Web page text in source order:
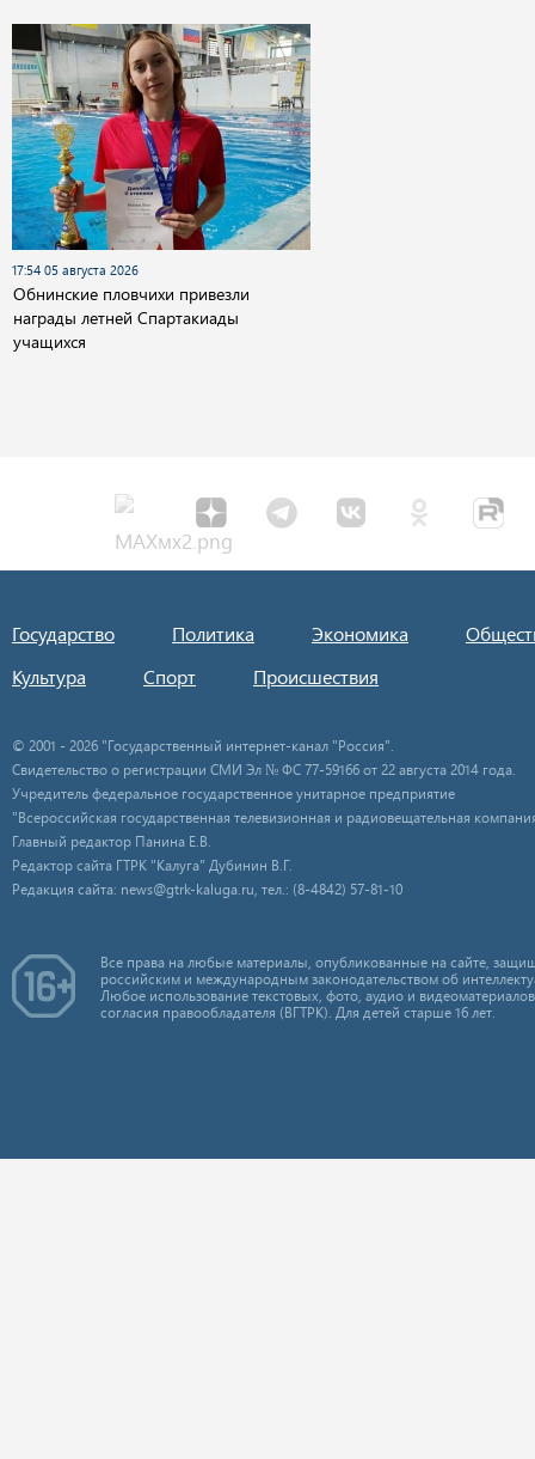
17:54 05 августа 2026
Обнинские пловчихи привезли
награды летней Спартакиады
учащихся
Государство Политика Экономика
Культура
Спорт Происшествия
© 2001 - 2026 "Государственный интернет-канал "Россия".
Свидетельство о регистрации СМИ Эл № ФС 77-59166 от 22 августа 2014 года.
Учредитель федеральное государственное унитарное предприятие
"Всероссийская государственная телевизионная и радиовещательная
Главный редактор Панина Е.В.
Редактор сайта ГТРК "Калуга" Дубинин В.Г.
Редакция сайта: news@gtrk-kaluga.ru, тел.: (8-4842) 57-81-10
Все права на любые материалы, опубликованные на сайте,
российским и международным законодательством об
Любое использование текстовых, фото, аудио и
согласия правообладателя (ВГТРК). Для детей старше 16 лет.